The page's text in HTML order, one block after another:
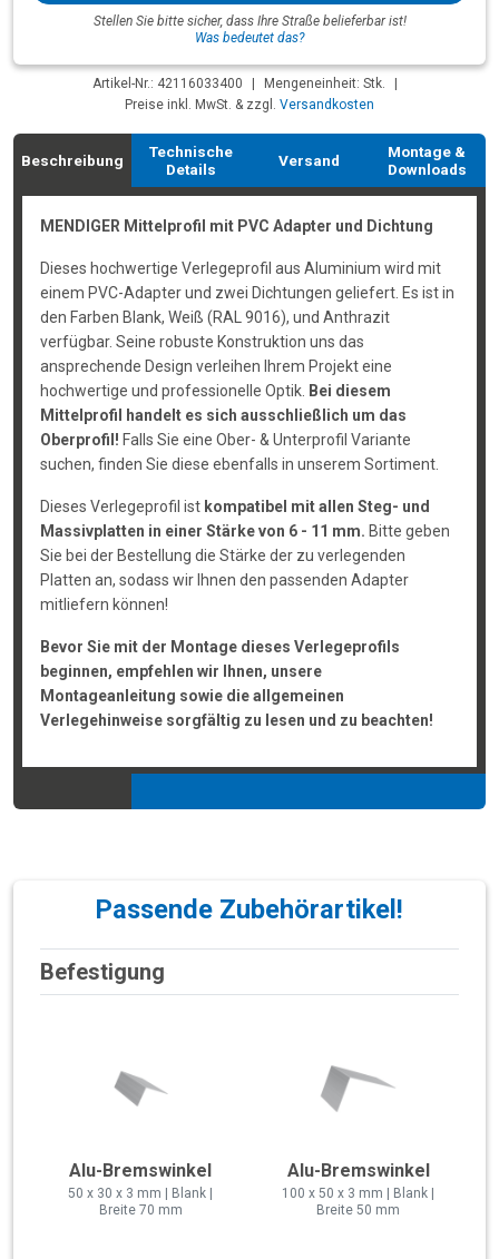
Stellen Sie bitte sicher, dass Ihre Straße belieferbar ist!
Was bedeutet das?
Artikel-Nr.: 42116033400 | Mengeneinheit: Stk.
|
Preise inkl. MwSt. & zzgl. Versandkosten
Beschreibung
Technische
Details
Versand
Montage &
Downloads
MENDIGER Mittelprofil mit PVC Adapter und Dichtung
Dieses hochwertige Verlegeprofil aus Aluminium wird mit
einem PVC-Adapter und zwei Dichtungen geliefert. Es ist in
den Farben Blank, Weiß (RAL 9016), und Anthrazit
verfügbar. Seine robuste Konstruktion uns das
ansprechende Design verleihen Ihrem Projekt eine
hochwertige und professionelle Optik. Bei diesem
Mittelprofil handelt es sich ausschließlich um das
Oberprofil! Falls Sie eine Ober- & Unterprofil Variante
suchen, finden Sie diese ebenfalls in unserem Sortiment.
Dieses Verlegeprofil ist kompatibel mit allen Steg- und
Massivplatten in einer Stärke von 6 - 11 mm. Bitte geben
Sie bei der Bestellung die Stärke der zu verlegenden
Platten an, sodass wir Ihnen den passenden Adapter
mitliefern können!
Bevor Sie mit der Montage dieses Verlegeprofils
beginnen, empfehlen wir Ihnen, unsere
Montageanleitung sowie die allgemeinen
Verlegehinweise sorgfältig zu lesen und zu beachten!
Passende Zubehörartikel!
Befestigung
Alu-Bremswinkel
50 x 30 x 3 mm | Blank |
Breite 70 mm
Alu-Bremswinkel
100 x 50 x 3 mm | Blank |
Breite 50 mm